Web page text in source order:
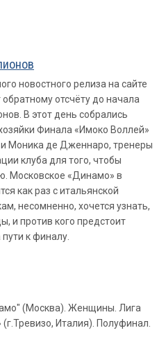
новостного релиза на сайте
отсчёту до начала
В этот день собрались
Финала «Имоко Воллей»
Моника де Дженнаро, тренеры
клуба для того, чтобы
Московское «Динамо» в
как раз с итальянской
несомненно, хочется узнать,
и против кого предстоит
к финалу.
(Москва). Женщины. Лига
Италия). Полуфинал.